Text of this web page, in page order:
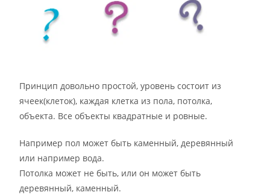
Принцип довольно простой, уровень состоит из
ячеек(клеток), каждая клетка из пола, потолка,
объекта. Все объекты квадратные и ровные.
Например пол может быть каменный, деревянный
или например вода.
Потолка может не быть, или он может быть
деревянный, каменный.